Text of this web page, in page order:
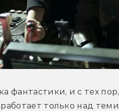
фантастики, и с тех
только над